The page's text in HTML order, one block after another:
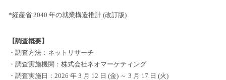
*経産省 2040 年の就業構造推計 (改訂版)
【調査概要】
・調査方法：ネットリサーチ
・調査実施機関：株式会社ネオマーケティング
・調査実施日：2026 年 3 月 12 日 (金) ～ 3 月 17 日 (火)